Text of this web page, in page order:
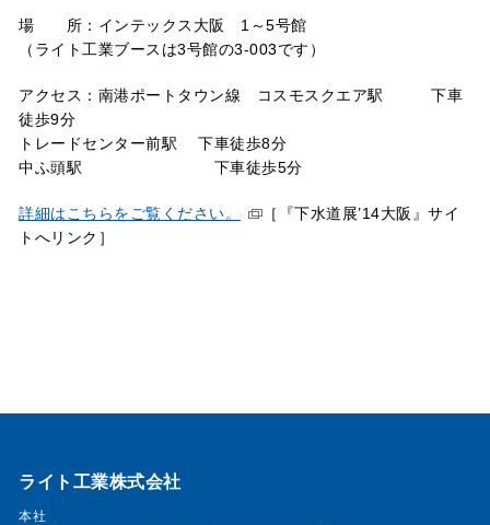
場 所：インテックス大阪 1～5号館
（ライト工業ブースは3号館の3-003です）
アクセス：南港ポートタウン線 コスモスクエア駅 下車
徒歩9分
トレードセンター前駅 下車徒歩8分
中ふ頭駅 下車徒歩5分
詳細はこちらをご覧ください。
［『下水道展’14大阪』サイ
トへリンク］
ライト工業株式会社
本社